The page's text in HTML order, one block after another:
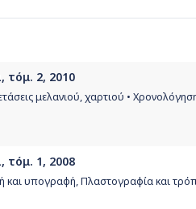
τόμ. 2, 2010
μελανιού, χαρτιού •
τόμ. 1, 2008
και υπογραφή, Πλαστογραφία και